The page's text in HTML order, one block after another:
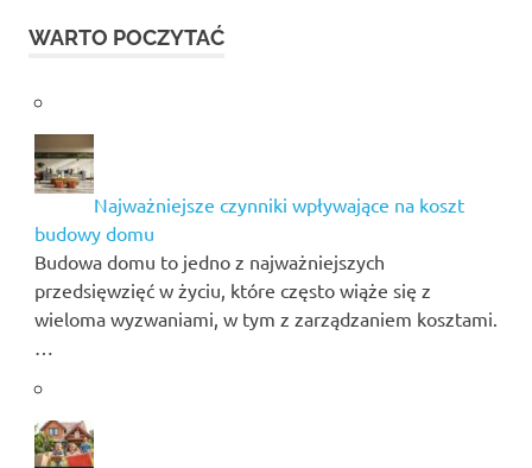
WARTO POCZYTAĆ
Najważniejsze czynniki wpływające na koszt
budowy domu
Budowa domu to jedno z najważniejszych
przedsięwzięć w życiu, które często wiąże się z
wieloma wyzwaniami, w tym z zarządzaniem kosztami.